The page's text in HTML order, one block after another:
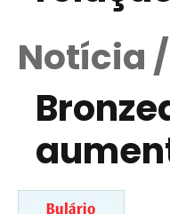
Notícia